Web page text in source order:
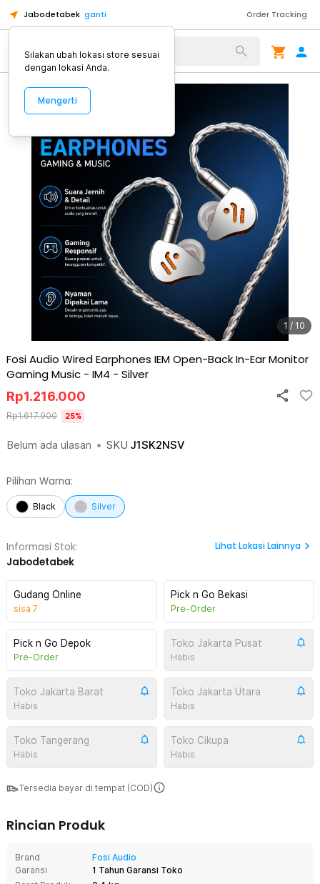
Jabodetabek ganti Order Tracking
Alat Kopi
1 / 10
Fosi Audio Wired Earphones IEM Open-Back In-Ear Monitor
Gaming Music - IM4 - Silver
Belum ada ulasan • SKU J1SK2NSV
Rp1.216.000
Rp1.617.900 25%
Pilihan Warna:
Black Silver
Informasi Stok:
Jabodetabek
Lihat Lokasi Lainnya
Gudang Online
sisa 7
Pick n Go Bekasi
Pre-Order
Pick n Go Depok
Pre-Order
Toko Jakarta Pusat
Habis
Toko Jakarta Barat
Habis
Toko Jakarta Utara
Habis
Toko Tangerang
Habis
Toko Cikupa
Habis
Tersedia bayar di tempat (COD)
Rincian Produk
Brand
Fosi Audio
Garansi
1 Tahun Garansi Toko
Silakan ubah lokasi store sesuai
dengan lokasi Anda.
Mengerti